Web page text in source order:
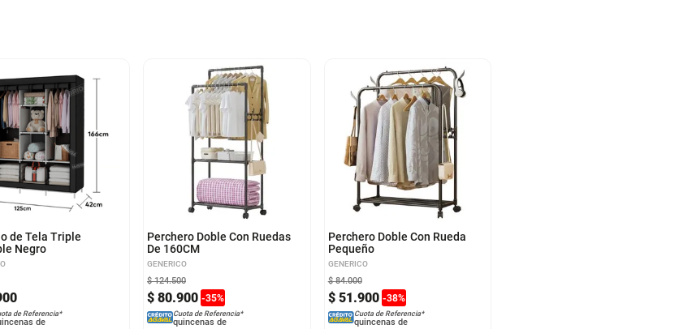
de Tela Triple
Negro
de Referencia*
de
Perchero Doble Con Ruedas
De 160CM
GENERICO
$ 80.900 -35%
$ 124.500
Cuota de Referencia*
quincenas de
Perchero Doble Con Rueda
Pequeño
GENERICO
$ 51 .900 -38%
$ 84.000
Cuota de Referencia*
quincenas de